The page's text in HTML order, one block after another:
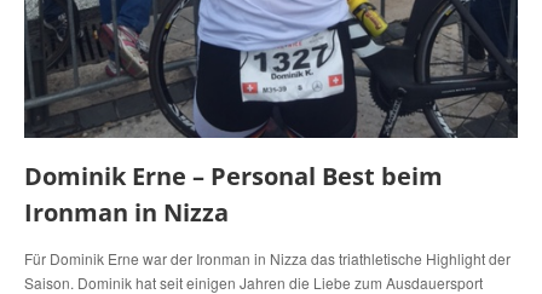
Dominik Erne – Personal Best beim
Ironman in Nizza
Für Dominik Erne war der Ironman in Nizza das triathletische Highlight der
Saison. Dominik hat seit einigen Jahren die Liebe zum Ausdauersport